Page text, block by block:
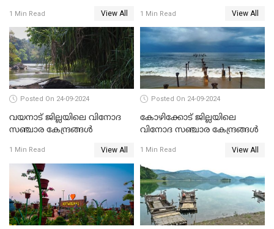
1 Min Read View All 1 Min Read View All
Posted On 24-09-2024
വയനാട് ജില്ലയിലെ വിനോദ
സഞ്ചാര കേന്ദ്രങ്ങൾ
1 Min Read View All
Posted On 24-09-2024
കോഴിക്കോട് ജില്ലയിലെ
വിനോദ സഞ്ചാര കേന്ദ്രങ്ങൾ
1 Min Read View All